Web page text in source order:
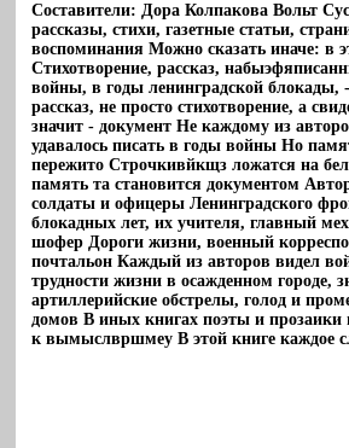
Составители: Дора Колпакова Вольт
рассказы, стихи, газетные статьи,
воспоминания Можно сказать иначе: в
Стихотворение, рассказ,
войны, в годы ленинградской блокады,
рассказ, не просто стихотворение, а
значит - документ Не каждому из
удавалось писать в годы войны Но
пережито Строчкивйкщз ложатся на
память та становится документом
солдаты и офицеры Ленинградского
блокадных лет, их учителя, главный
шофер Дороги жизни, военный
почтальон Каждый из авторов видел
трудности жизни в осажденном городе,
артиллерийские обстрелы, голод и
домов В иных книгах поэты и прозаики
к вымыслвршмеу В этой книге каждое